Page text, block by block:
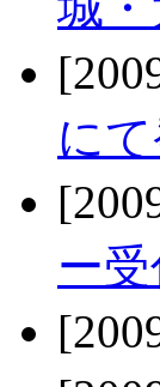
にて
ー